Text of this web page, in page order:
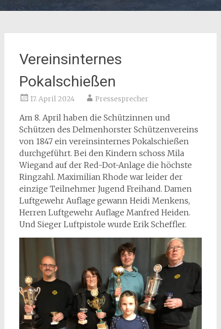
Vereinsinternes
Pokalschießen
17. April 2024 Pressesprecher
Am 8. April haben die Schützinnen und
Schützen des Delmenhorster Schützenvereins
von 1847 ein vereinsinternes Pokalschießen
durchgeführt. Bei den Kindern schoss Mila
Wiegand auf der Red-Dot-Anlage die höchste
Ringzahl. Maximilian Rhode war leider der
einzige Teilnehmer Jugend Freihand. Damen
Luftgewehr Auflage gewann Heidi Menkens,
Herren Luftgewehr Auflage Manfred Heiden.
Und Sieger Luftpistole wurde Erik Scheffler.